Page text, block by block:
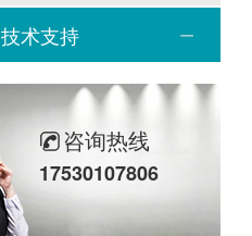
技术支持
咨询热线
17530107806